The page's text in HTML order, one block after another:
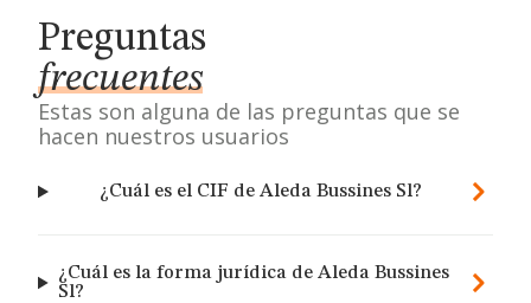
Preguntas
frecuentes
Estas son alguna de las preguntas que se
hacen nuestros usuarios
¿Cuál es el CIF de Aleda Bussines Sl?
¿Cuál es la forma jurídica de Aleda Bussines
Sl?